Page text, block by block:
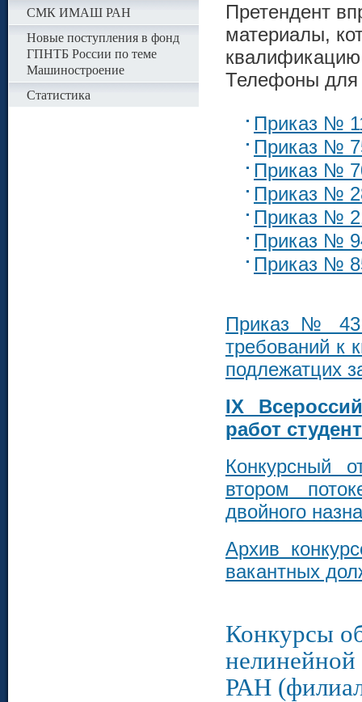
Претендент
материалы,
Телефоны для
Приказ №
Приказ №
Приказ №
Приказ №
Приказ №
Приказ №
Приказ №
Приказ № 43
требований к
подлежатцих
IX
работ
Конкурсный
втором
двойного
Архив
вакантных
Конкурсы
РАН
СМК ИМАШ РАН
Новые поступления в фонд
ГПНТБ России по теме
Машиностроение
Статистика